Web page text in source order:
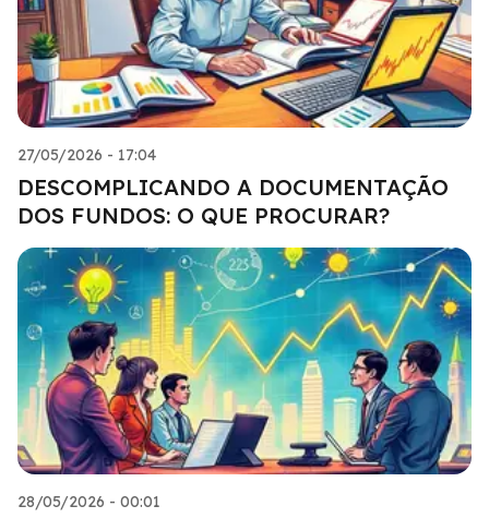
27/05/2026 - 17:04
DESCOMPLICANDO A DOCUMENTAÇÃO
DOS FUNDOS: O QUE PROCURAR?
28/05/2026 - 00:01